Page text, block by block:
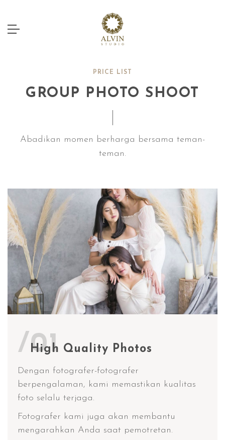
PRICE LIST
GROUP PHOTO SHOOT
Abadikan momen berharga bersama teman-
teman.
/01
High Quality Photos
Dengan fotografer-fotografer
berpengalaman, kami memastikan kualitas
foto selalu terjaga.
Fotografer kami juga akan membantu
mengarahkan Anda saat pemotretan.